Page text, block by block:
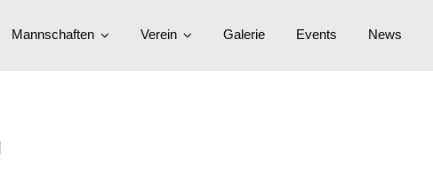
Mannschaften Verein Galerie Events News